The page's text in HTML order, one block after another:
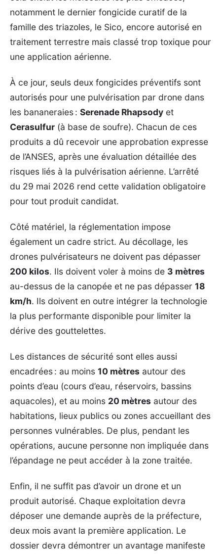
notamment le dernier fongicide curatif de la
famille des triazoles, le Sico, encore autorisé en
traitement terrestre mais classé trop toxique pour
une application aérienne.
À ce jour, seuls deux fongicides préventifs sont
autorisés pour une pulvérisation par drone dans
les bananeraies : Serenade Rhapsody et
Cerasulfur (à base de soufre). Chacun de ces
produits a dû recevoir une approbation expresse
de l’ANSES, après une évaluation détaillée des
risques liés à la pulvérisation aérienne. L’arrêté
du 29 mai 2026 rend cette validation obligatoire
pour tout produit candidat.
Côté matériel, la réglementation impose
également un cadre strict. Au décollage, les
drones pulvérisateurs ne doivent pas dépasser
200 kilos. Ils doivent voler à moins de 3 mètres
au-dessus de la canopée et ne pas dépasser 18
km/h. Ils doivent en outre intégrer la technologie
la plus performante disponible pour limiter la
dérive des gouttelettes.
Les distances de sécurité sont elles aussi
encadrées : au moins 10 mètres autour des
points d’eau (cours d’eau, réservoirs, bassins
aquacoles), et au moins 20 mètres autour des
habitations, lieux publics ou zones accueillant des
personnes vulnérables. De plus, pendant les
opérations, aucune personne non impliquée dans
l’épandage ne peut accéder à la zone traitée.
Enfin, il ne suffit pas d’avoir un drone et un
produit autorisé. Chaque exploitation devra
déposer une demande auprès de la préfecture,
deux mois avant la première application. Le
dossier devra démontrer un avantage manifeste